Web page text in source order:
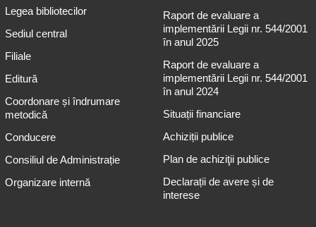
Legea bibliotecilor
Sediul central
Filiale
Editură
Coordonare și îndrumare
metodică
Conducere
Consiliul de Administrație
Organizare internă
Raport de evaluare a
implementării Legii nr. 544/2001
în anul 2025
Raport de evaluare a
implementării Legii nr. 544/2001
în anul 2024
Situații financiare
Achiziții publice
Plan de achiziţii publice
Declarații de avere și de
interese